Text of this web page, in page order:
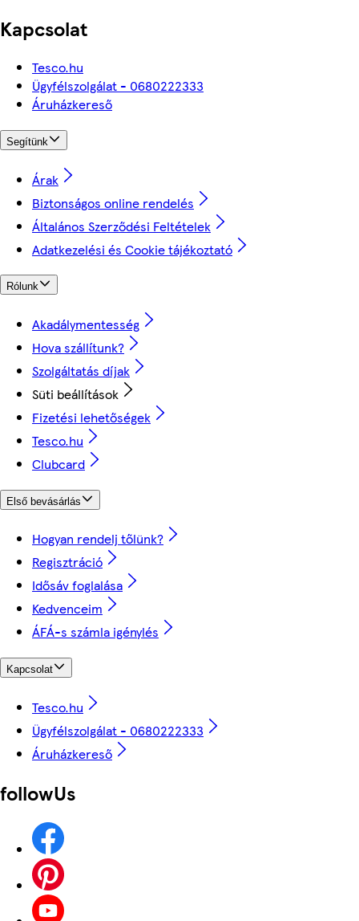
Kapcsolat
Tesco.hu
Ügyfélszolgálat - 0680222333
Áruházkereső
Segítünk
Árak
Biztonságos online rendelés
Általános Szerződési Feltételek
Adatkezelési és Cookie tájékoztató
Rólunk
Akadálymentesség
Hova szállítunk?
Szolgáltatás díjak
Süti beállítások
Fizetési lehetőségek
Tesco.hu
Clubcard
Első bevásárlás
Hogyan rendelj tőlünk?
Regisztráció
Idősáv foglalása
Kedvenceim
ÁFÁ-s számla igénylés
Kapcsolat
Tesco.hu
Ügyfélszolgálat - 0680222333
Áruházkereső
followUs